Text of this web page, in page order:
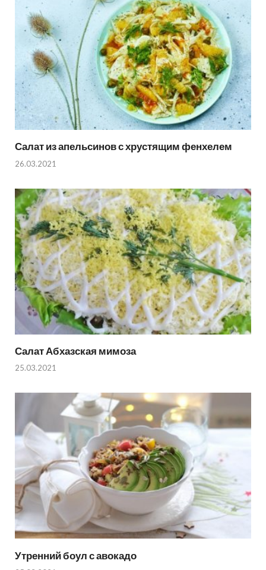
Салат из апельсинов с хрустящим фенхелем
26.03.2021
Салат Абхазская мимоза
25.03.2021
Утренний боул с авокадо